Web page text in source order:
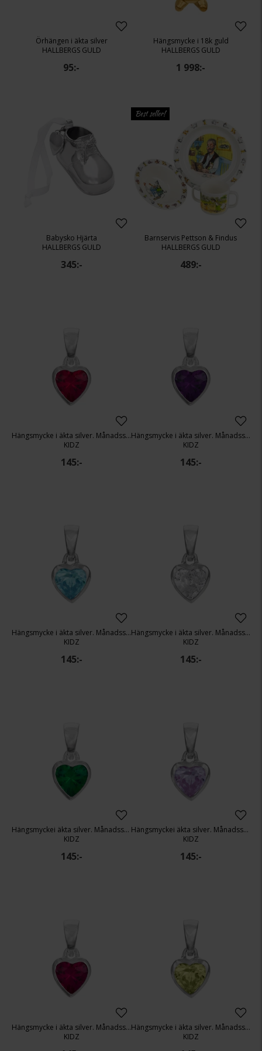
Örhängen i äkta silver
HALLBERGS GULD
95:-
Hängsmycke i 18k guld
HALLBERGS GULD
1 998:-
Babysko Hjärta
HALLBERGS GULD
345:-
Best seller!
Barnservis Pettson & Findus
HALLBERGS GULD
489:-
Hängsmycke i äkta silver. Månadssten: Januari
KIDZ
145:-
Hängsmycke i äkta silver. Månadssten: Februari
KIDZ
145:-
Hängsmycke i äkta silver. Månadssten: Mars
KIDZ
145:-
Hängsmycke i äkta silver. Månadssten: April
KIDZ
145:-
Hängsmyckei äkta silver. Månadssten: Maj
KIDZ
145:-
Hängsmyckei äkta silver. Månadssten: Juni
KIDZ
145:-
Hängsmycke i äkta silver. Månadssten: Juli
KIDZ
Hängsmycke i äkta silver. Månadssten: Augusti
KIDZ